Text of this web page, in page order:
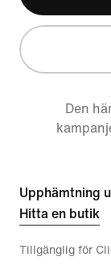
Den
Upphämtning
Hitta en butik
Tillgänglig för